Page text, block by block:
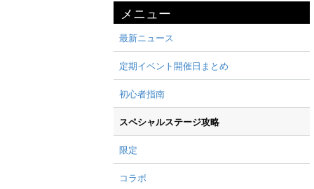
メニュー
最新ニュース
定期イベント開催日まとめ
初心者指南
スペシャルステージ攻略
限定
コラボ